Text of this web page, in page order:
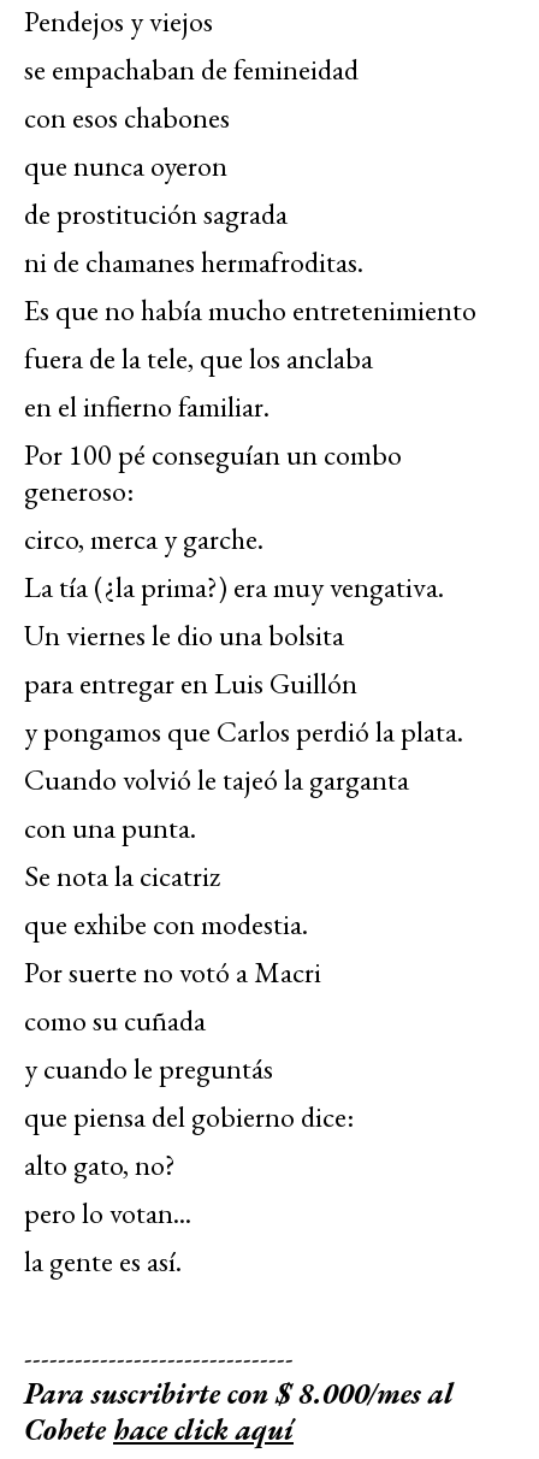
Pendejos y viejos
se empachaban de femineidad
con esos chabones
que nunca oyeron
de prostitución sagrada
ni de chamanes hermafroditas.
Es que no había mucho entretenimiento
fuera de la tele, que los anclaba
en el infierno familiar.
Por 100 pé conseguían un combo
generoso:
circo, merca y garche.
La tía (¿la prima?) era muy vengativa.
Un viernes le dio una bolsita
para entregar en Luis Guillón
y pongamos que Carlos perdió la plata.
Cuando volvió le tajeó la garganta
con una punta.
Se nota la cicatriz
que exhibe con modestia.
Por suerte no votó a Macri
como su cuñada
y cuando le preguntás
que piensa del gobierno dice:
alto gato, no?
pero lo votan...
la gente es así.
--------------------------------
Para suscribirte con $ 8.000/mes al
Cohetehace click aquí